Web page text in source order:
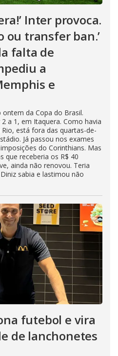
Inter provoca.
ou transfer ban.’
falta de
a
e
da Copa do Brasil.
a 1, em Itaquera. Como havia
está fora das quartas-de-
Já passou nos exames
do Corinthians. Mas
que receberia os R$ 40
ainda não renovou. Teria
sabia e lastimou não
futebol e vira
de lanchonetes